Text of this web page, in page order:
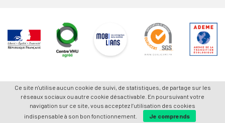
Ce site n'utilise aucun cookie de suivi, de statistiques, de partage sur les
réseaux sociaux ou autre cookie désactivable. En poursuivant votre
navigation sur ce site, vous acceptez l’utilisation des cookies
indispensable à son bon fonctionnement.
Je comprends